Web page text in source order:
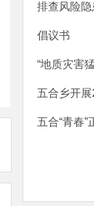
排查风险
倡议书
“地质灾害
五合乡开
五合“青春